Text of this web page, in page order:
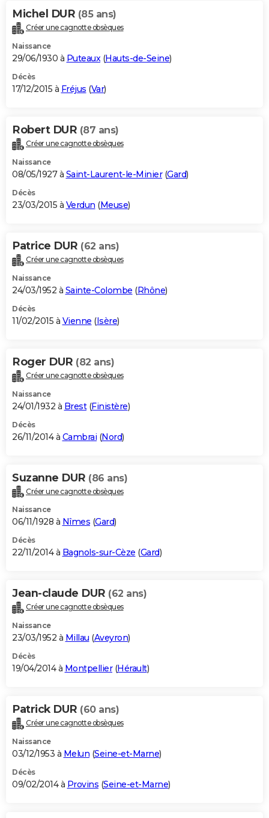
Michel DUR (85 ans)
Créer une cagnotte obsèques
Naissance
29/06/1930 à Puteaux(Hauts-de-Seine)
Décès
17/12/2015 à Fréjus (Var)
Robert DUR (87 ans)
Créer une cagnotte obsèques
Naissance
08/05/1927 à Saint-Laurent-le-Minier(Gard)
Décès
23/03/2015 à Verdun (Meuse)
Patrice DUR (62 ans)
Créer une cagnotte obsèques
Naissance
24/03/1952 à Sainte-Colombe (Rhône)
Décès
11/02/2015 à Vienne (Isère)
Roger DUR (82 ans)
Créer une cagnotte obsèques
Naissance
24/01/1932 à Brest(Finistère)
Décès
26/11/2014 à Cambrai (Nord)
Suzanne DUR (86 ans)
Créer une cagnotte obsèques
Naissance
06/11/1928 à Nîmes (Gard)
Décès
22/11/2014 à Bagnols-sur-Cèze (Gard)
Jean-claude DUR (62 ans)
Créer une cagnotte obsèques
Naissance
23/03/1952 à Millau (Aveyron)
Décès
19/04/2014 à Montpellier(Hérault)
Patrick DUR (60 ans)
Créer une cagnotte obsèques
Naissance
03/12/1953 à Melun (Seine-et-Marne)
Décès
09/02/2014 à Provins (Seine-et-Marne)